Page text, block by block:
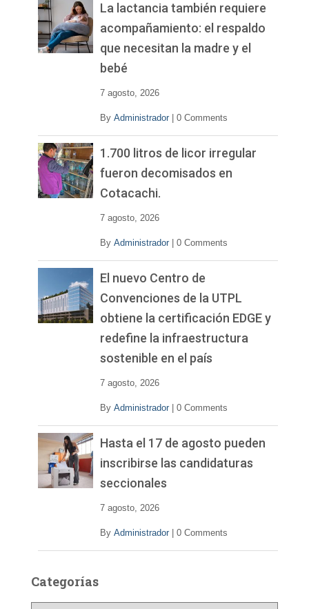
La lactancia también requiere
acompañamiento: el respaldo
que necesitan la madre y el
bebé
7 agosto, 2026
By Administrador 0 Comments
1.700 litros de licor irregular
fueron decomisados en
Cotacachi.
7 agosto, 2026
By Administrador 0 Comments
El nuevo Centro de
Convenciones de la UTPL
obtiene la certificación EDGE y
redefine la infraestructura
sostenible en el país
7 agosto, 2026
By Administrador 0 Comments
Hasta el 17 de agosto pueden
inscribirse las candidaturas
seccionales
7 agosto, 2026
By Administrador 0 Comments
Categorías